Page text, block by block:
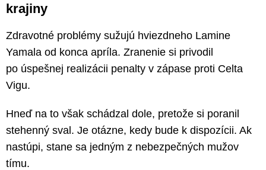
krajiny
Zdravotné problémy sužujú hviezdneho Lamine
Yamala od konca apríla. Zranenie si privodil
po úspešnej realizácii penalty v zápase proti Celta
Vigu.
Hneď na to však schádzal dole, pretože si poranil
stehenný sval. Je otázne, kedy bude k dispozícii. Ak
nastúpi, stane sa jedným z nebezpečných mužov
tímu.